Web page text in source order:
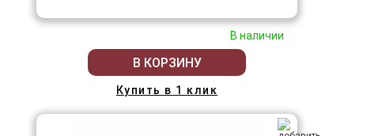
В наличии
В КОРЗИНУ
Купить в 1 клик